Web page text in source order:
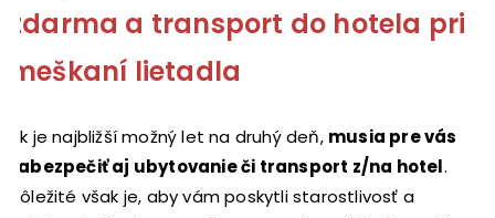
zdarma a transport do hotela pri
meškaní lietadla
Ak je najbližší možný let na druhý deň, musia pre vás
zabezpečiť aj ubytovanie či transport z/na hotel.
Dôležité však je, aby vám poskytli starostlivosť a